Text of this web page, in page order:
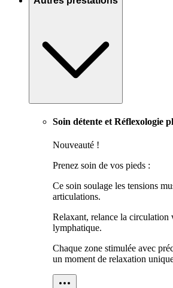
Soin détente et Réflexologie
Nouveauté !
Prenez soin de vos pieds :
Ce soin soulage les tensions
articulations.
Relaxant, relance la circulation
lymphatique.
Chaque zone stimulée avec
un moment de relaxation